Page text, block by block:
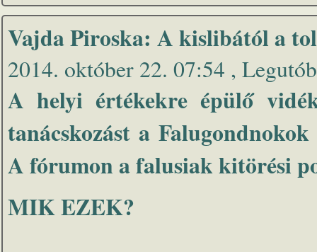
Vajda Piroska: A kislibától a
2014. október 22. 07:54 ,
A helyi értékekre épülő
tanácskozást a
A fórumon a falusiak kitörési
MIK EZEK?